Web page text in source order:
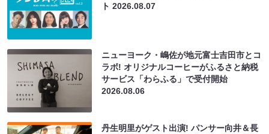
ト2026.08.07
ニューヨーク・嶋佐が地元富士吉田市とコ
ラボ! オリジナルコーヒーがふるさと納税
サービス「わらふる」で受付開始
2026.08.06
丹生明里がゲスト出演! パンサー向井＆長